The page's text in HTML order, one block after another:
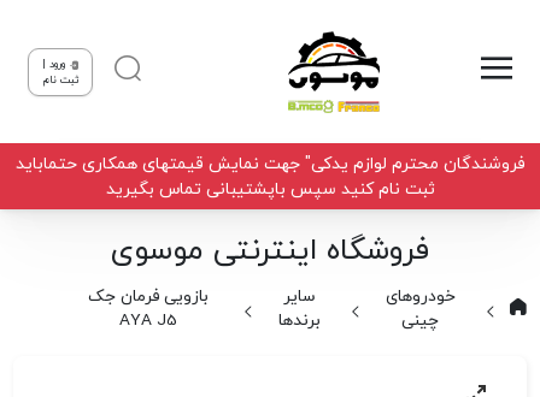
ورود |
ثبت نام
فروشندگان محترم لوازم یدکی" جهت نمایش قیمتهای همکاری حتماباید
ثبت نام کنید سپس باپشتیبانی تماس بگیرید
فروشگاه اینترنتی موسوی
خودروهای
چینی
سایر
برندها
بازویی فرمان جک
AYA J5